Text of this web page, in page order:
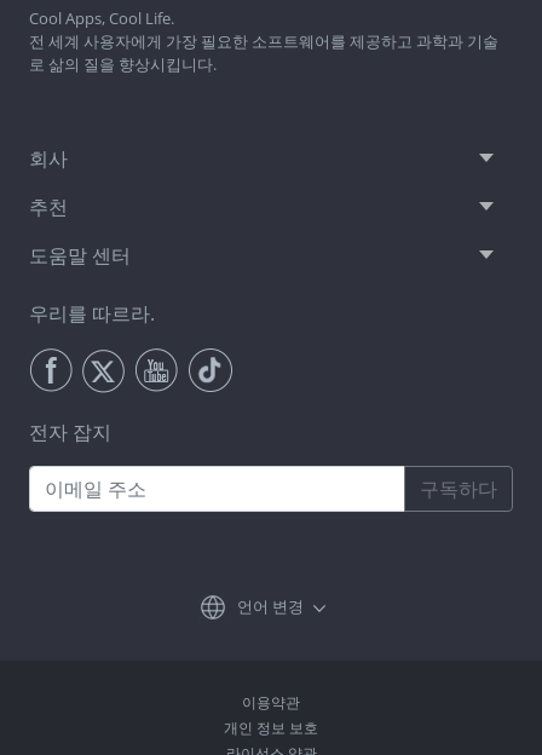
Cool Apps, Cool Life.
전 세계 사용자에게 가장 필요한 소프트웨어를 제공하고 과학과 기술
로 삶의 질을 향상시킵니다.
회사
추천
도움말 센터
우리를 따르라.
전자 잡지
구독하다
언어 변경
이용약관
개인 정보 보호